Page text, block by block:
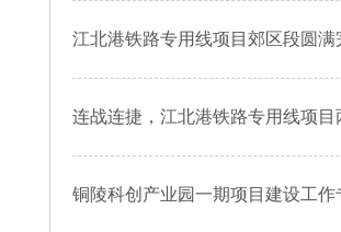
江北港铁路专用线项目郊区段圆满
连战连捷，江北港铁路专用线项
铜陵科创产业园一期项目建设工